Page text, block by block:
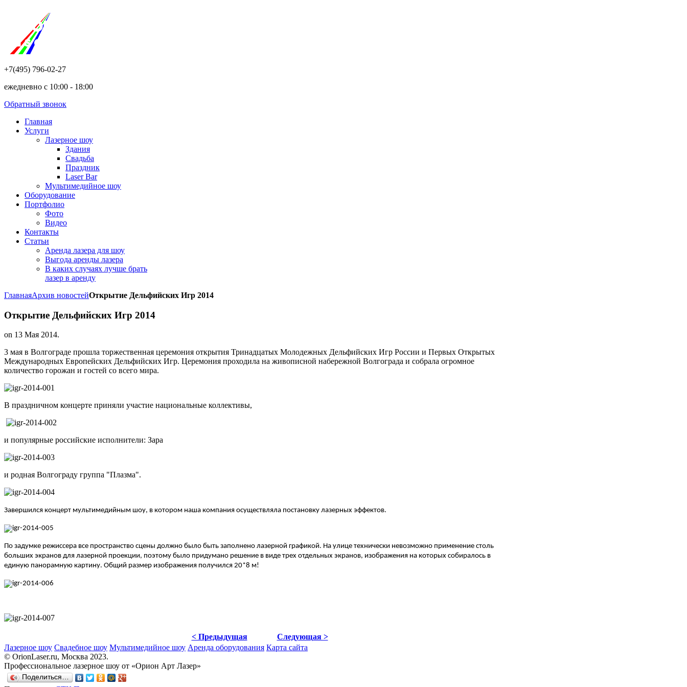
+7(495) 796-02-27
ежедневно с 10:00 - 18:00
Обратный звонок
Главная
Услуги
Лазерное шоу
Здания
Свадьба
Праздник
Laser Bar
Мультимедийное шоу
Оборудование
Портфолио
Фото
Видео
Контакты
Статьи
Аренда лазера для шоу
Выгода аренды лазера
В каких случаях лучше брать
лазер в аренду
ГлавнаяАрхив новостейОткрытие Дельфийских Игр 2014
Открытие Дельфийских Игр 2014
on 13 Мая 2014.
3 мая в Волгограде прошла торжественная церемония открытия Тринадцатых Молодежных Дельфийских Игр России и Первых Открытых
Международных Европейских Дельфийских Игр. Церемония проходила на живописной набережной Волгограда и собрала огромное
количество горожан и гостей со всего мира.
В праздничном концерте приняли участие национальные коллективы,
и популярные российские исполнители: Зара
и родная Волгограду группа "Плазма".
Завершился концерт мультимедийным шоу, в котором наша компания осуществляла постановку лазерных эффектов.
По задумке режиссера все пространство сцены должно было быть заполнено лазерной графикой. На улице технически невозможно применение столь
больших экранов для лазерной проекции, поэтому было придумано решение в виде трех отдельных экранов, изображения на которых собиралось в
единую панорамную картину. Общий размер изображения получился 20*8 м!
< Предыдущая
Следующая >
Лазерное шоу Свадебное шоу Мультимедийное шоу Аренда оборудования Карта сайта
© OrionLaser.ru, Москва 2023.
Професcиональное лазерное шоу от «Орион Арт Лазер»
Поделиться…